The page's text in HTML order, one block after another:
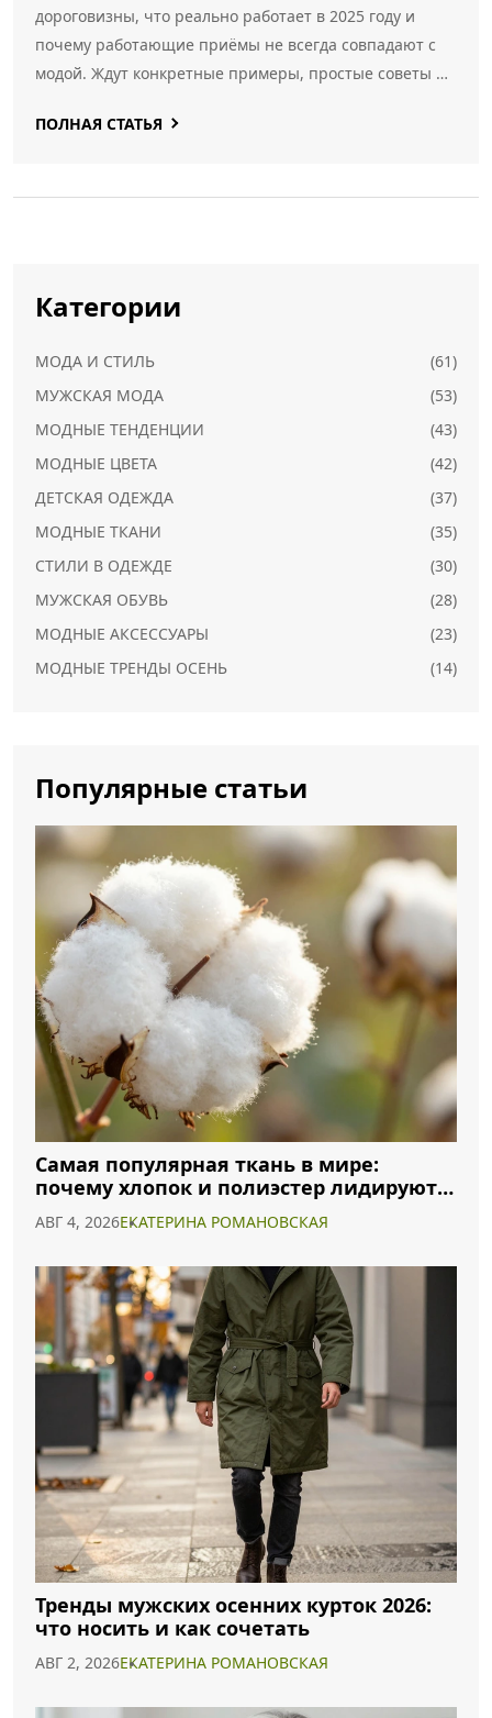
дороговизны, что реально работает в 2025 году и
почему работающие приёмы не всегда совпадают с
модой. Ждут конкретные примеры, простые советы и
день. Проверенные сочетания, ошибки и секретные
ПОЛНАЯ СТАТЬЯ
Категории
МОДА И СТИЛЬ
(61)
МУЖСКАЯ МОДА
(53)
МОДНЫЕ ТЕНДЕНЦИИ
(43)
МОДНЫЕ ЦВЕТА
(42)
ДЕТСКАЯ ОДЕЖДА
(37)
МОДНЫЕ ТКАНИ
(35)
СТИЛИ В ОДЕЖДЕ
(30)
МУЖСКАЯ ОБУВЬ
(28)
МОДНЫЕ АКСЕССУАРЫ
(23)
МОДНЫЕ ТРЕНДЫ ОСЕНЬ
(14)
Популярные статьи
Самая популярная ткань в мире:
почему хлопок и полиэстер лидируют в
АВГ 4, 2026ЕКАТЕРИНА РОМАНОВСКАЯ
Тренды мужских осенних курток 2026:
что носить и как сочетать
АВГ 2, 2026ЕКАТЕРИНА РОМАНОВСКАЯ